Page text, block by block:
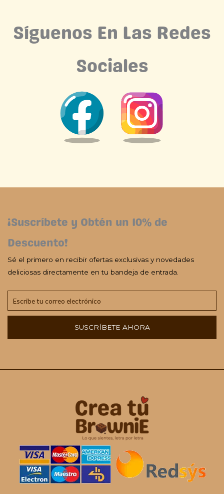
Síguenos En Las Redes
Sociales
¡Suscríbete y Obtén un 10% de
Descuento!
Sé el primero en recibir ofertas exclusivas y novedades
deliciosas directamente en tu bandeja de entrada.
SUSCRÍBETE AHORA